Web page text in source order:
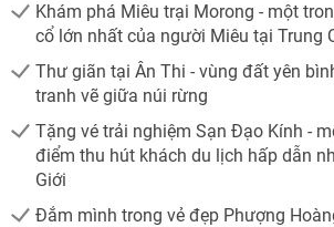
Khám phá Miêu trại Morong - một
cổ lớn nhất của người Miêu tại Trung
Thư giãn tại Ân Thi - vùng đất yên
tranh vẽ giữa núi rừng
Tặng vé trải nghiệm Sạn Đạo Kính -
điểm thu hút khách du lịch hấp dẫn
Giới
Đắm mình trong vẻ đẹp Phượng